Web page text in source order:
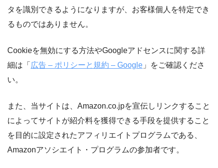
タを識別できるようになりますが、お客様個人を特定でき
るものではありません。
Cookieを無効にする方法やGoogleアドセンスに関する詳
細は「 広告 – ポリシーと規約 – Google 」をご確認くださ
い。
また、当サイトは、Amazon.co.jpを宣伝しリンクすること
によってサイトが紹介料を獲得できる手段を提供すること
を目的に設定されたアフィリエイトプログラムである、
Amazonアソシエイト・プログラムの参加者です。